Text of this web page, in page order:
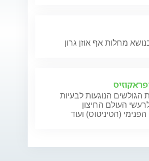
מחלות אף אוזן גרון
הנוגעות לבעיות
העולם החיצון
(הטיניטוס) ועוד